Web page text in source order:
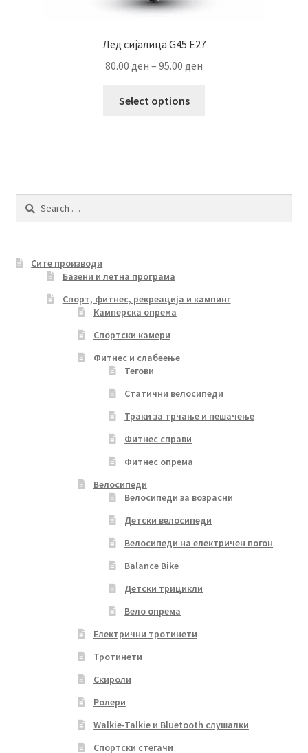
Лед сијалица G45 Е27
80.00 ден – 95.00 ден
Select options
options
product
Search
Сите производи
Базени и летна програма
Спорт, фитнес, рекреација и кампинг
Камперска опрема
Спортски камери
Фитнес и слабеење
Тегови
Статични велосипеди
Траки за трчање и пешачење
Фитнес справи
Фитнес опрема
Велосипеди
Велосипеди за возрасни
Детски велосипеди
Велосипеди на електричен погон
Balance Bike
Детски трицикли
Вело опрема
Електрични тротинети
Тротинети
Скироли
Ролери
Walkie-Talkie и Bluetooth слушалки
Спортски стегачи